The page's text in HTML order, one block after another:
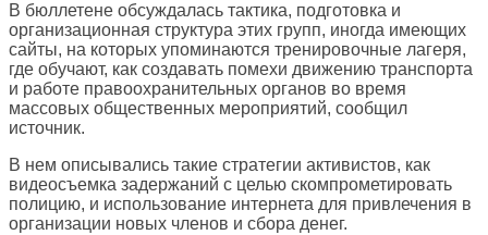
В бюллетене обсуждалась тактика, подготовка и
организационная структура этих групп, иногда имеющих
сайты, на которых упоминаются тренировочные лагеря,
где обучают, как создавать помехи движению транспорта
и работе правоохранительных органов во время
массовых общественных мероприятий, сообщил
источник.
В нем описывались такие стратегии активистов, как
видеосъемка задержаний с целью скомпрометировать
полицию, и использование интернета для привлечения в
организации новых членов и сбора денег.